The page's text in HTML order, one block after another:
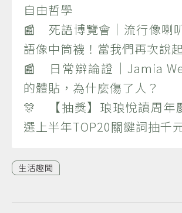
自由哲學
📰 死語博覽會｜流行像喇
語像中筒襪！當我們再次說
📰 日常辯論證｜Jamia
的體貼，為什麼傷了人？
🎊 【抽獎】琅琅悅讀周年
選上半年TOP20關鍵詞抽千
生活趣聞